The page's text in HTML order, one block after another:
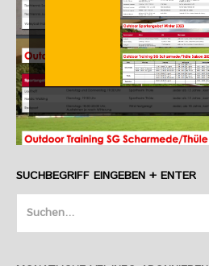
SUCHBEGRIFF EINGEBEN + ENTER
Suche